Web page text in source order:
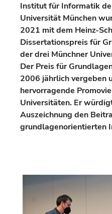
Institut für Informatik
Universität München
2021 mit dem Heinz-
Dissertationspreis für
der drei Münchner
Der Preis für
2006 jährlich vergeben
hervorragende
Universitäten. Er
Auszeichnung den
grundlagenorientierten